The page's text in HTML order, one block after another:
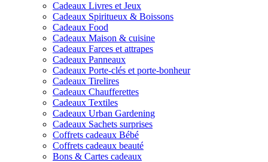
Cadeaux Livres et Jeux
Cadeaux Spiritueux & Boissons
Cadeaux Food
Cadeaux Maison & cuisine
Cadeaux Farces et attrapes
Cadeaux Panneaux
Cadeaux Porte-clés et porte-bonheur
Cadeaux Tirelires
Cadeaux Chaufferettes
Cadeaux Textiles
Cadeaux Urban Gardening
Cadeaux Sachets surprises
Coffrets cadeaux Bébé
Coffrets cadeaux beauté
Bons & Cartes cadeaux